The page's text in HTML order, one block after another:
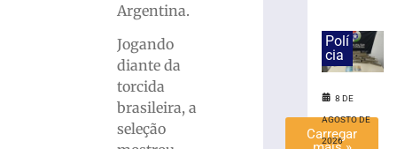
Argentina.
Jogando
diante da
torcida
brasileira, a
seleção
Carregar
Polí
cia
8 DE
AGOSTO DE
2026